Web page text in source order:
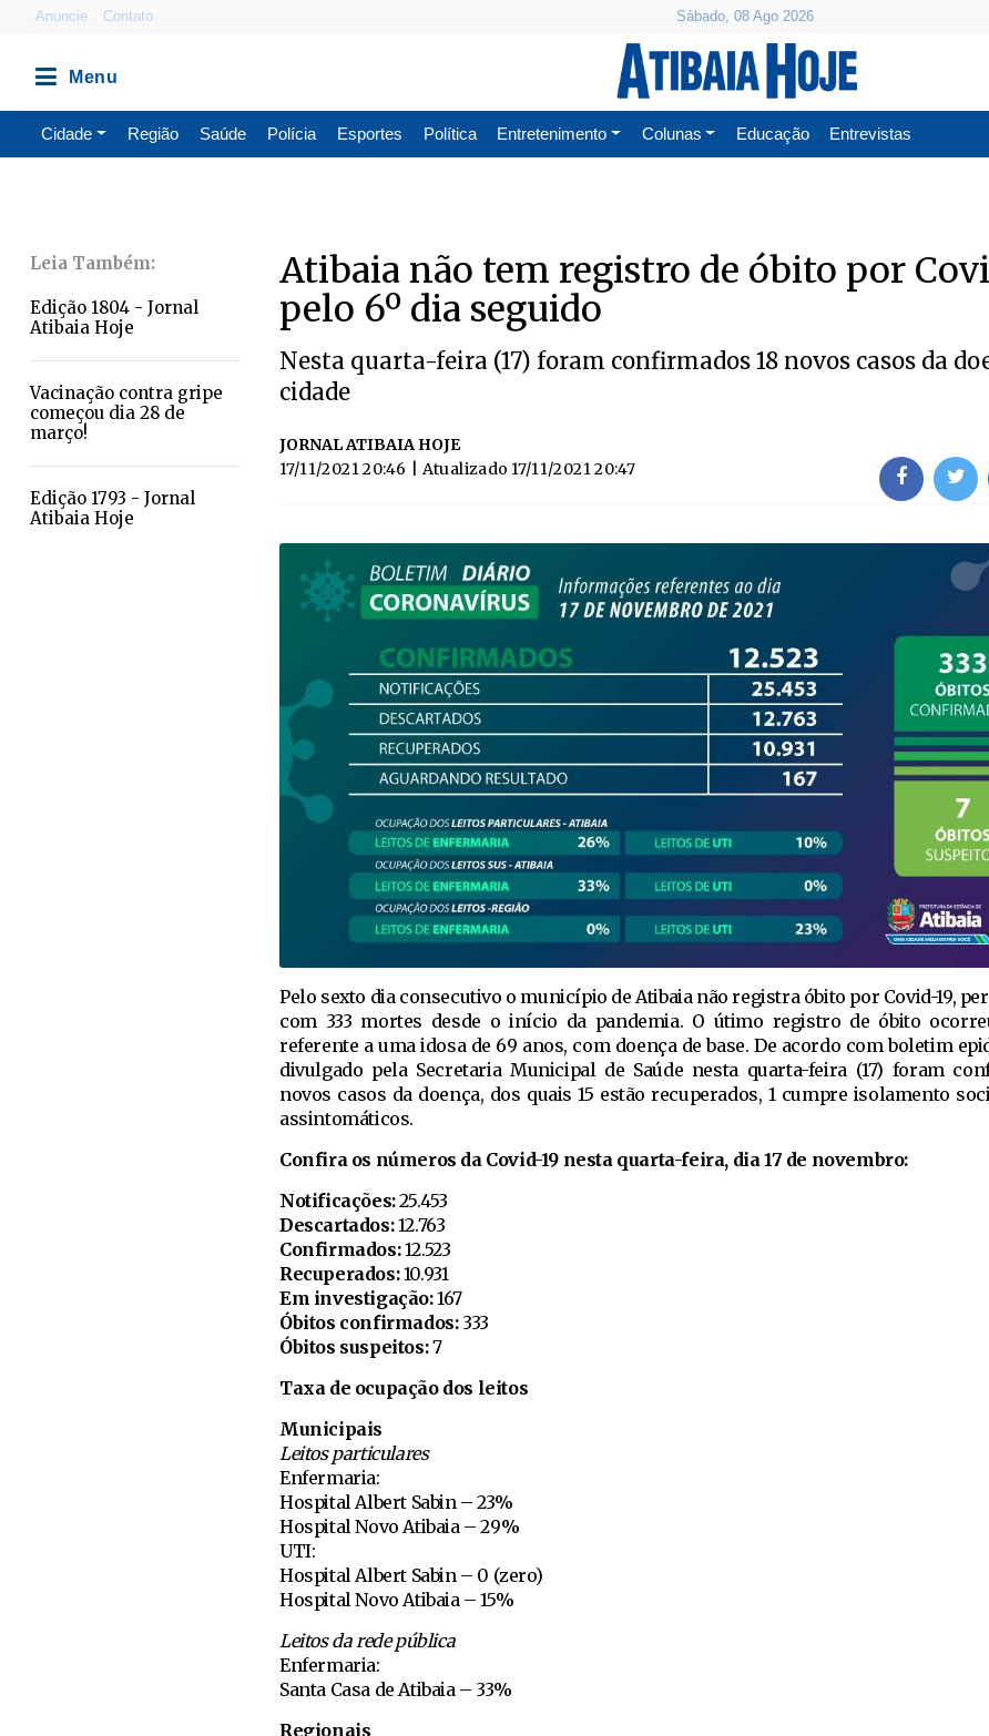
Anuncie Contato Sábado, 08 Ago 2026
Cidade Região Saúde Polícia Esportes Política Entretenimento Colunas Educação Entrevistas
Edição 1804 - Jornal
Atibaia Hoje
Vacinação contra gripe
começou dia 28 de
março!
Edição 1793 - Jornal
Atibaia Hoje
Atibaia não tem registro de óbito por
pelo 6º dia seguido
Nesta quarta-feira (17) foram confirmados 18 novos casos da
cidade
JORNAL ATIBAIA HOJE
17/11/2021 20:46
| Atualizado 17/11/2021 20:47
Pelo sexto dia consecutivo o município de Atibaia não registra óbito por Covid-19,
com 333 mortes desde o início da pandemia. O útimo registro de óbito
referente a uma idosa de 69 anos, com doença de base. De acordo com boletim
divulgado pela Secretaria Municipal de Saúde nesta quarta-feira (17) foram
novos casos da doença, dos quais 15 estão recuperados, 1 cumpre isolamento
assintomáticos.
Confira os números da Covid-19 nesta quarta-feira, dia 17 de novembro:
Notificações:25.453
Descartados:12.763
Confirmados:12.523
Recuperados:10.931
Em investigação:167
Óbitos confirmados:333
Óbitos suspeitos:7
Taxa de ocupação dos leitos
Municipais
Leitos particulares
Enfermaria:
Hospital Albert Sabin – 23%
Hospital Novo Atibaia – 29%
UTI:
Hospital Albert Sabin – 0 (zero)
Hospital Novo Atibaia – 15%
Leitos da rede pública
Enfermaria:
Santa Casa de Atibaia – 33%
Regionais